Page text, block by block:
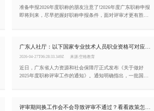
准备申报2026年度职称的朋友注意了!2026年度广东职称申报
即将到来，尽早把握好职称申报条件，面对评审才更有胜算!
广东人社厅：以下国家专业技术人员职业资格可对应广东省职称！
2026-04-27T06:28:33.349Z 来源:空格教育
近日，广东省人力资源和社会保障厅正式发布《关于做好
2025年度职称评审工作的通知》。通知明确指出，一批国家
评审期间换工作会不会导致评审不通过？看看政策怎么说